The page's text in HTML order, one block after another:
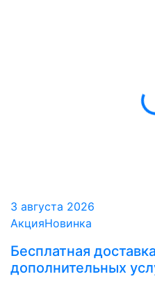
3 августа 2026
АкцияНовинка
Бесплатная
дополнительных